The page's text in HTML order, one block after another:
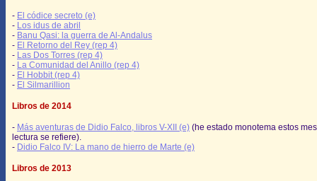
- El códice secreto (e)
- Los idus de abril
- Banu Qasi: la guerra de Al-Andalus
- El Retorno del Rey (rep 4)
- Las Dos Torres (rep 4)
- La Comunidad del Anillo (rep 4)
- El Hobbit (rep 4)
- El Silmarillion
Libros de 2014
- Más aventuras de Didio Falco, libros V-XII (e) (he estado monotema estos
lectura se refiere).
- Didio Falco IV: La mano de hierro de Marte (e)
Libros de 2013